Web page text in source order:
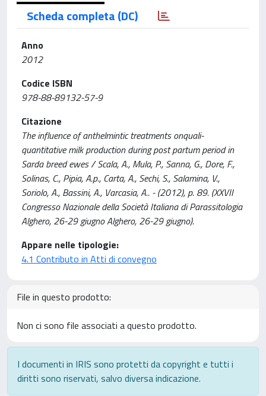
Scheda completa (DC)
Anno
2012
Codice ISBN
978-88-89132-57-9
Citazione
The influence of anthelmintic treatments onquali-
quantitative milk production during post partum period in
Sarda breed ewes / Scala, A., Mula, P., Sanna, G., Dore, F.,
Solinas, C., Pipia, A.p., Carta, A., Sechi, S., Salamina, V.,
Soriolo, A., Bassini, A., Varcasia, A.. - (2012), p. 89. (XXVII
Congresso Nazionale della Società Italiana di Parassitologia
Alghero, 26-29 giugno Alghero, 26-29 giugno).
Appare nelle tipologie:
4.1 Contributo in Atti di convegno
File in questo prodotto:
Non ci sono file associati a questo prodotto.
I documenti in IRIS sono protetti da copyright e tutti i
diritti sono riservati, salvo diversa indicazione.